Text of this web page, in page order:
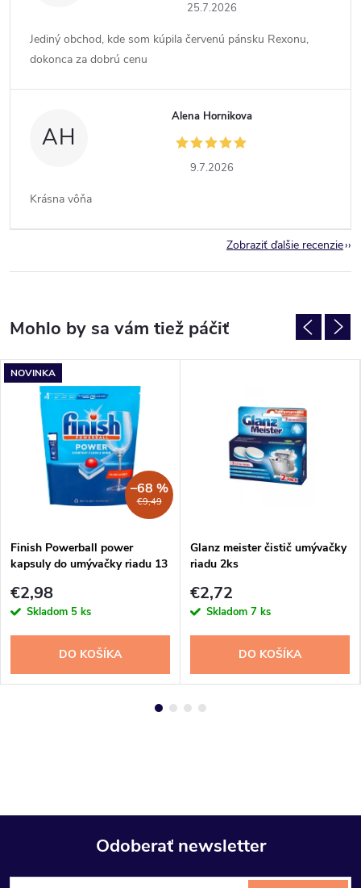
NOVINKA
€9,49
–68 %
Finish Powerball power
kapsuly do umývačky riadu 13
€2,98
Skladom 5 ks
DO KOŠÍKA
Glanz meister čistič umývačky
riadu 2ks
€2,72
Skladom 7 ks
DO KOŠÍKA
25.7.2026
Jediný obchod, kde som kúpila červenú pánsku Rexonu,
dokonca za dobrú cenu
AH
Alena Hornikova
9.7.2026
Krásna vôňa
Zobraziť ďalšie recenzie
Odoberať newsletter